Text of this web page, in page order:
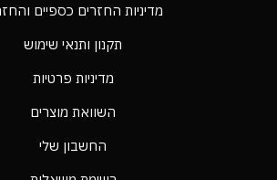
מדיניות החזרים כספיים
תקנון ותנאי שימוש
מדיניות פרטיות
השוואת מוצרים
החשבון שלי